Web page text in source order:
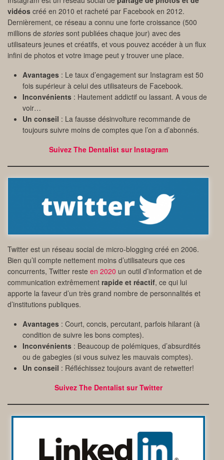
vidéos créé en 2010 et racheté par Facebook en 2012.
Dernièrement, ce réseau a connu une forte croissance (500
millions de stories sont publiées chaque jour) avec des
utilisateurs jeunes et créatifs, et vous pouvez accéder à un flux
infini de photos et votre image peut y trouver une place.
Avantages : Le taux d’engagement sur Instagram est 50
fois supérieur à celui des utilisateurs de Facebook.
Inconvénients : Hautement addictif ou lassant. A vous de
voir…
Un conseil : La fausse désinvolture recommande de
toujours suivre moins de comptes que l’on a d’abonnés.
Suivez The Dentalist sur Instagram
Twitter est un réseau social de micro-blogging créé en 2006.
Bien qu’il compte nettement moins d’utilisateurs que ces
concurrents, Twitter reste en 2020 un outil d’information et de
communication extrêmement rapide et réactif, ce qui lui
apporte la faveur d’un très grand nombre de personnalités et
d’institutions publiques.
Avantages : Court, concis, percutant, parfois hilarant (à
condition de suivre les bons comptes).
Inconvénients : Beaucoup de polémiques, d’absurdités
ou de gabegies (si vous suivez les mauvais comptes).
Un conseil : Réfléchissez toujours avant de retwetter!
Suivez The Dentalist sur Twitter